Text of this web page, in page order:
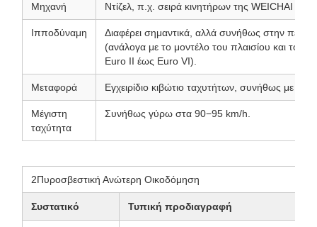
Μηχανή Ντίζελ, π.χ. σειρά κινητήρων της WEICHAI ή
Ιπποδύναμη
Διαφέρει σημαντικά, αλλά συνήθως στην
(ανάλογα με το μοντέλο του πλαισίου και το
Euro II έως Euro VI).
Μεταφορά Εγχειρίδιο κιβώτιο ταχυτήτων, συνήθως με 8
Μέγιστη
ταχύτητα
Συνήθως γύρω στα 90−95 km/h.
2Πυροσβεστική Ανώτερη Οικοδόμηση
Συστατικό Τυπική προδιαγραφή